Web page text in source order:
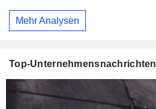
Mehr Analysen
Top-Unternehmensnachrichten